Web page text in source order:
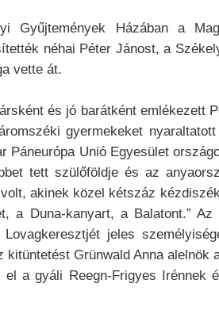
Gyűjtemények Házában a
néhai Péter Jánost, a
vette át.
és jó barátként emlékezett
gyermekeket
Páneurópa Unió Egyesület
tett szülőföldje és az
akinek közel kétszáz
a Duna-kanyart, a Balatont.”
jeles
kitüntetést Grünwald Anna
a gyáli Reegn-Frigyes